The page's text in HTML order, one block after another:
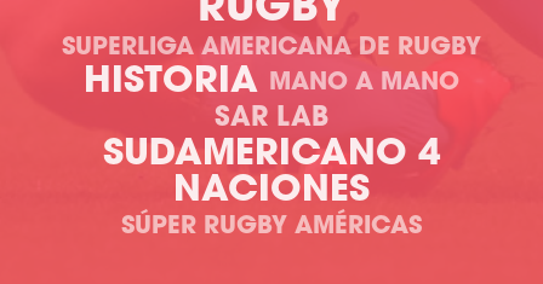
RUGBY
SUPERLIGA AMERICANA DE RUGBY
HISTORIA MANO A MANO
SAR LAB
SUDAMERICANO 4
NACIONES
SÚPER RUGBY AMÉRICAS